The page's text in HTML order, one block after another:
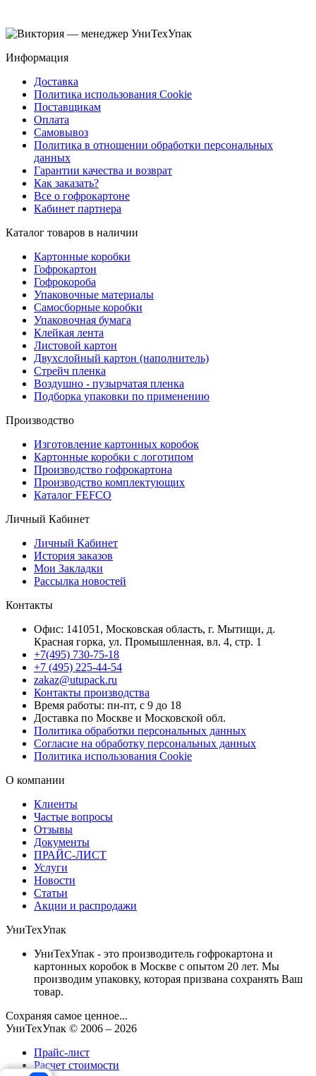
Информация
Доставка
Политика использования Cookie
Поставщикам
Оплата
Самовывоз
Политика в отношении обработки персональных
данных
Гарантии качества и возврат
Как заказать?
Все о гофрокартоне
Кабинет партнера
Каталог товаров в наличии
Картонные коробки
Гофрокартон
Гофрокороба
Упаковочные материалы
Самосборные коробки
Упаковочная бумага
Клейкая лента
Листовой картон
Двухслойный картон (наполнитель)
Стрейч пленка
Воздушно - пузырчатая пленка
Подборка упаковки по применению
Производство
Изготовление картонных коробок
Картонные коробки с логотипом
Производство гофрокартона
Производство комплектующих
Каталог FEFCO
Личный Кабинет
Личный Кабинет
История заказов
Мои Закладки
Рассылка новостей
Контакты
Офис: 141051, Московская область, г. Мытищи, д.
Красная горка, ул. Промышленная, вл. 4, стр. 1
+7(495) 730-75-18
+7 (495) 225-44-54
zakaz@utupack.ru
Контакты производства
Время работы: пн-пт, с 9 до 18
Доставка по Москве и Московской обл.
Политика обработки персональных данных
Согласие на обработку персональных данных
Политика использования Cookie
О компании
Клиенты
Частые вопросы
Отзывы
Документы
ПРАЙС-ЛИСТ
Услуги
Новости
Статьи
Акции и распродажи
УниТехУпак
УниТехУпак - это производитель гофрокартона и
картонных коробок в Москве с опытом 20 лет. Мы
производим упаковку, которая призвана сохранять Ваш
товар.
Сохраняя самое ценное...
УниТехУпак © 2006 – 2026
Прайс-лист
Расчет стоимости